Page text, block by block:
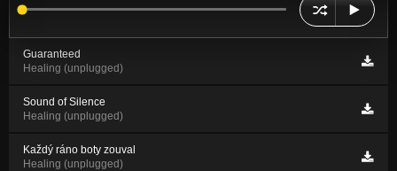
Guaranteed
Healing (unplugged)
Sound of Silence
Healing (unplugged)
Každý ráno boty zouval
Healing (unplugged)